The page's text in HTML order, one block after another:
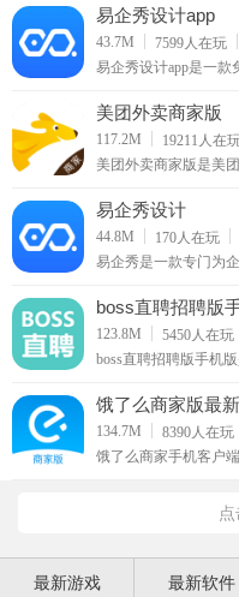
单并对自己的店铺进
式提醒你接单
易企秀设计app
43.7M 7599人在玩
易企秀设计app是一
外这款易企秀设计app
美团外卖商家版
117.2M 19211 人在
美团外卖商家版是美
好地管理你的商铺，
单信息。
易企秀设计
44.8M 170人在玩
易企秀是一款专门为
以通过它查看网页的
boss直聘招聘版
123.8M 5450人在玩
boss直聘招聘版手机
面向求职者的”牛人版“
饿了么商家版最
134.7M 8390人在玩
饿了么商家手机客户
最新游戏 最新软件